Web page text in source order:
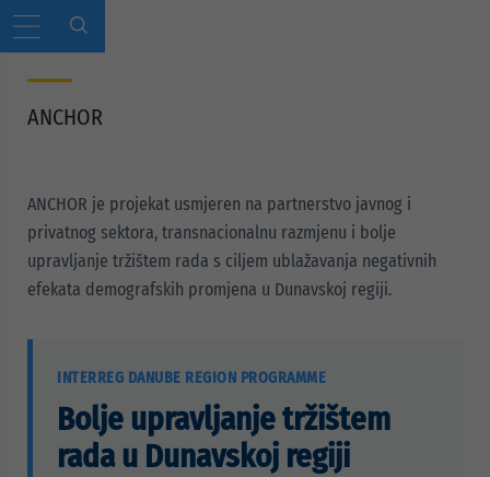
ANCHOR
ANCHOR je projekat usmjeren na partnerstvo javnog i
privatnog sektora, transnacionalnu razmjenu i bolje
upravljanje tržištem rada s ciljem ublažavanja negativnih
efekata demografskih promjena u Dunavskoj regiji.
INTERREG DANUBE REGION PROGRAMME
Bolje upravljanje tržištem
rada u Dunavskoj regiji